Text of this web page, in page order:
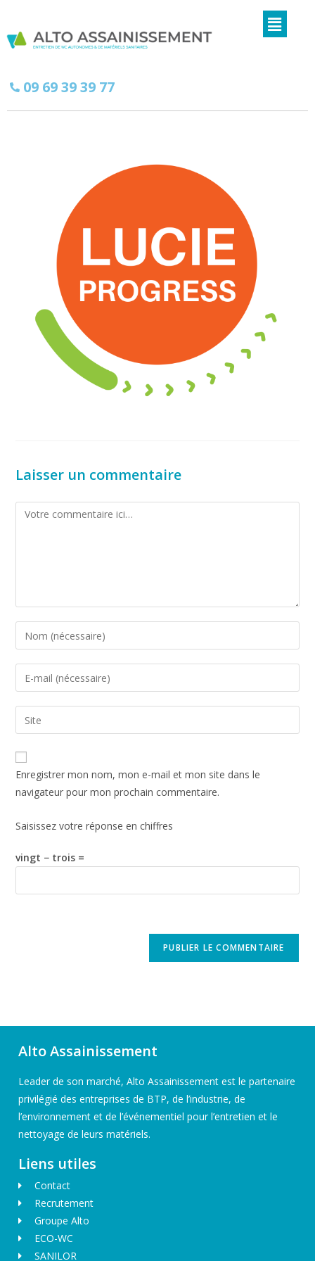
09 69 39 39 77
Laisser un commentaire
Enregistrer mon nom, mon e-mail et mon site dans le
navigateur pour mon prochain commentaire.
Saisissez votre réponse en chiffres
vingt − trois =
Alto Assainissement
Leader de son marché, Alto Assainissement est le partenaire
privilégié des entreprises de BTP, de l’industrie, de
l’environnement et de l’événementiel pour l’entretien et le
nettoyage de leurs matériels.
Liens utiles
Contact
Recrutement
Groupe Alto
ECO-WC
SANILOR